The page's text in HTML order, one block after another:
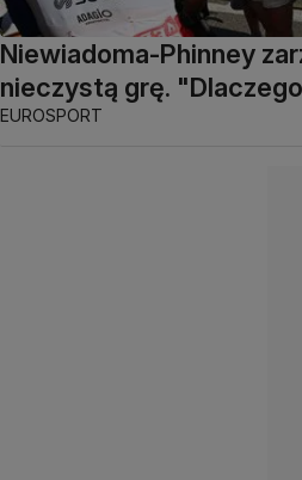
Niewiadoma-Phinney
nieczystą grę.
EUROSPORT